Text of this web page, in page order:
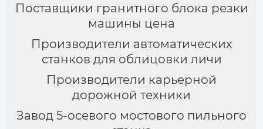
Поставщики гранитного блока резки
машины цена
Производители автоматических
станков для облицовки личи
Производители карьерной
дорожной техники
Завод 5-осевого мостового пильного